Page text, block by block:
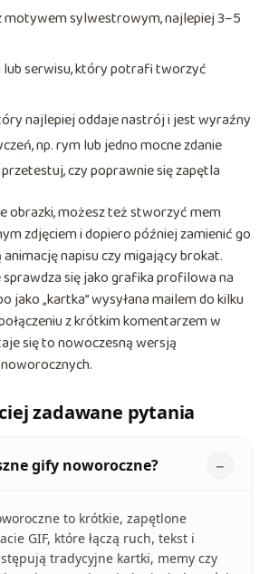
motywem sylwestrowym, najlepiej 3–5
lub serwisu, który potrafi tworzyć
najlepiej oddaje nastrój i jest wyraźny
np. rym lub jedno mocne zdanie
czy poprawnie się zapętla
obrazki, możesz też stworzyć mem
zdjęciem i dopiero później zamienić go
napisu czy migający brokat.
się jako grafika profilowa na
jako „kartka” wysyłana mailem do kilku
z krótkim komentarzem w
się to nowoczesną wersją
zadawane pytania
gify noworoczne?
to krótkie, zapętlone
GIF, które łączą ruch, tekst i
tradycyjne kartki, memy czy